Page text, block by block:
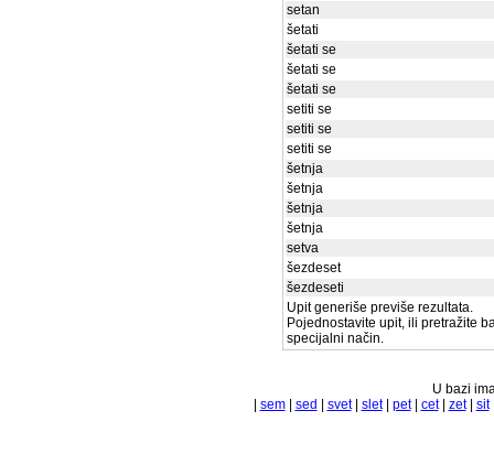
setan
šetati
šetati se
šetati se
šetati se
setiti se
setiti se
setiti se
šetnja
šetnja
šetnja
šetnja
setva
šezdeset
šezdeseti
Upit generiše previše rezultata.
Pojednostavite upit, ili pretražite
specijalni način.
U bazi
sem| sed svet| slet| pet| cet| zet| sit